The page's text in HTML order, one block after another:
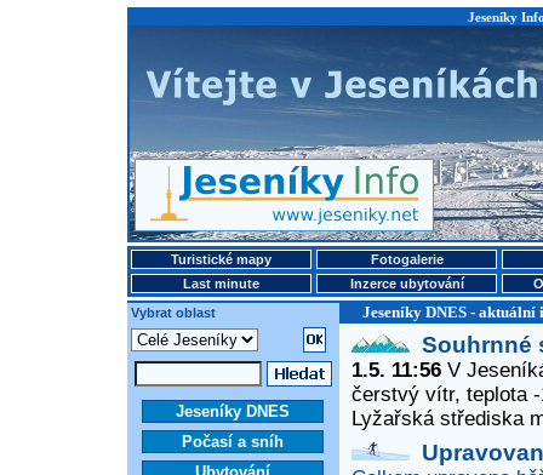
Jeseníky
Turistické mapy
Fotogalerie
Last minute
Inzerce ubytování
Vybrat oblast
Jeseníky DNES - aktuální
Jeseníky DNES
Počasí a sníh
Souhrnné
1.5. 11:56V
čerstvý vítr, teplota
Lyžařská střediska